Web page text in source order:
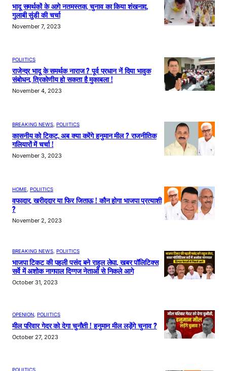
भादू समर्थकों के आगे नतमस्तक, चुनाव का किया शंखनाद,
गुलाबी सुंडी की चर्चा
November 7, 2023
POLIITICS
राजेन्द्र भादू के समर्थक नाराज ? पूर्व प्रधान नें दिया भावुक
संबोधन, त्रिकोणीय हो सकता है मुकाबला !
November 4, 2023
BREAKING NEWS POLIITICS
कासनीय को टिकट, अब क्या करेंगे हनुमान मील ? राजनीतिक
गलियारों में चर्चा !
November 3, 2023
HOME POLIITICS
वफादार, खरीददार या फिर जिताऊ ! कौन होगा भाजपा प्रत्याशी
?
November 2, 2023
BREAKING NEWS POLIITICS
भाजपा टिकट की पहली पसंद बने राहुल लेघा, खबर पॉलिटिक्स
सर्वे में अशोक नागपाल दिग्गज नेताओं से निकले आगे
October 31, 2023
OPENION, POLIITICS
मील परिवार गेदर को देगा चुनौती ! हनुमान मील लड़ेंगे चुनाव ?
October 27, 2023
POLIITICS